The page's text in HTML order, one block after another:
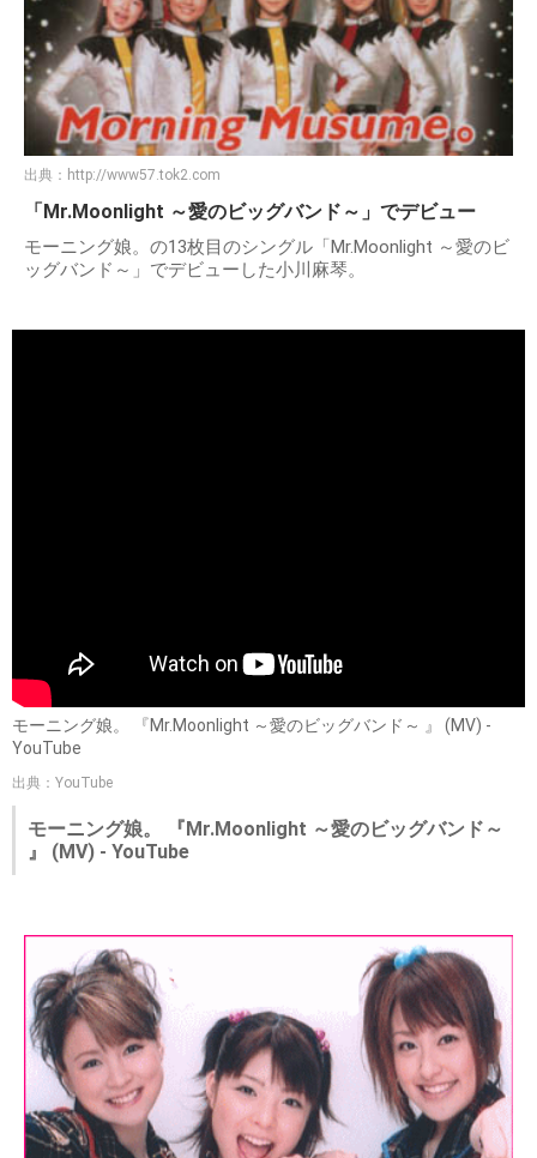
出典： http://www57.tok2.com
「Mr.Moonlight ～愛のビッグバンド～」でデビュー
モーニング娘。の13枚目のシングル「Mr.Moonlight ～愛のビ
ッグバンド～」でデビューした小川麻琴。
モーニング娘。 『Mr.Moonlight ～愛のビッグバンド～ 』 (MV) -
YouTube
出典：YouTube
モーニング娘。 『Mr.Moonlight ～愛のビッグバンド～
』 (MV) - YouTube